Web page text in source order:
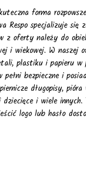
forma
Respo specjalizuje się
z oferty należy do
i wiekowej. W naszej
plastiku i papieru w
bezpieczne i
długopisy, pióra
i wiele
logo lub hasło